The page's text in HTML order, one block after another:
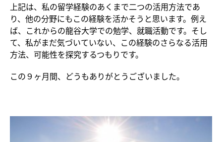
上記は、私の留学経験のあくまで二つの活用方法であ
り、他の分野にもこの経験を活かそうと思います。例え
ば、これからの龍谷大学での勉学、就職活動です。そし
て、私がまだ気づいていない、この経験のさらなる活用
方法、可能性を探究するつもりです。
この９ヶ月間、どうもありがとうございました。